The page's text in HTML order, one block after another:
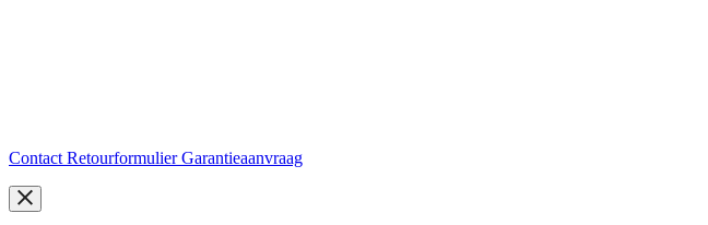
Contact RetourformulierGarantieaanvraag